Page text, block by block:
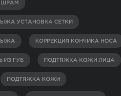
ШРАМ
УСТАНОВКА СЕТКИ
КОРРЕКЦИЯ КОНЧИКА НОСА
ИЗ ГУБ ПОДТЯЖКА КОЖИ ЛИЦА
ПОДТЯЖКА КОЖИ